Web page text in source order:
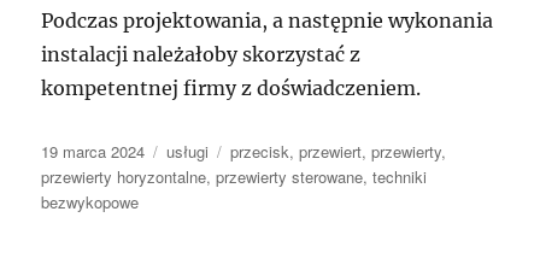
Podczas projektowania, a następnie wykonania
instalacji należałoby skorzystać z
kompetentnej firmy z doświadczeniem.
Data
publikacji
19 marca 2024 Kategorie
usługi Tagi
przecisk,przewiert,przewierty,
przewierty horyzontalne,przewierty sterowane,techniki
bezwykopowe